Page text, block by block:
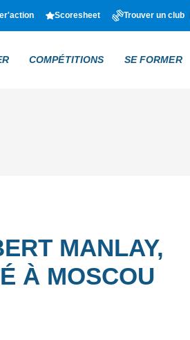
Scoresheet Trouver un club
COMPÉTITIONS SE FORMER
MANLAY,
À MOSCOU